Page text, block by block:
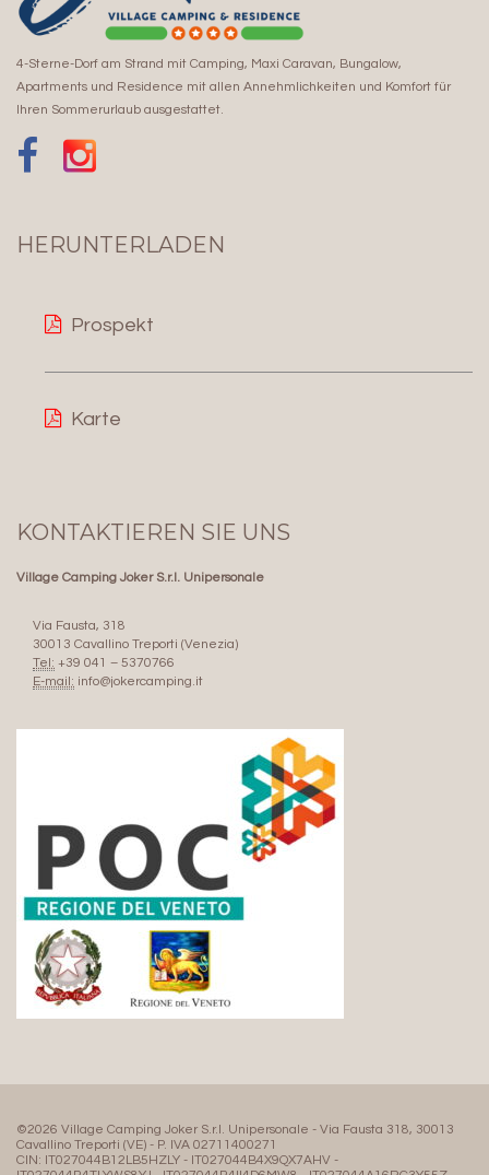
4-Sterne-Dorf am Strand mit Camping, Maxi Caravan, Bungalow,
Apartments und Residence mit allen Annehmlichkeiten und Komfort für
Ihren Sommerurlaub ausgestattet.
HERUNTERLADEN
Prospekt
Karte
KONTAKTIEREN SIE UNS
Village Camping Joker S.r.l. Unipersonale
Via Fausta, 318
30013 Cavallino Treporti (Venezia)
Tel: +39 041 – 5370766
E-mail: info@jokercamping.it
©2026 Village Camping Joker S.r.l. Unipersonale - Via Fausta 318, 30013
Cavallino Treporti (VE) - P. IVA 02711400271
CIN: IT027044B12LB5HZLY - IT027044B4X9QX7AHV -